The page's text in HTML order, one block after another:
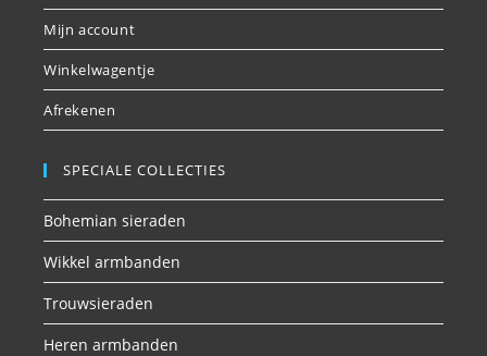
Mijn account
Winkelwagentje
Afrekenen
SPECIALE COLLECTIES
Bohemian sieraden
Wikkel armbanden
Trouwsieraden
Heren armbanden